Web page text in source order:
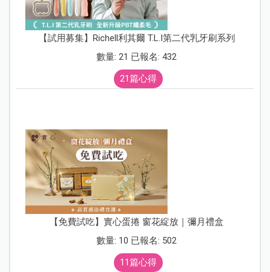
【試用募集】Richell利其爾 T.L.I第二代乳牙刷系列
數量: 21 已報名: 432
21篇心得
【免費試吃】實心蛋捲 窗花綻放｜彌月禮盒
數量: 10 已報名: 502
11篇心得